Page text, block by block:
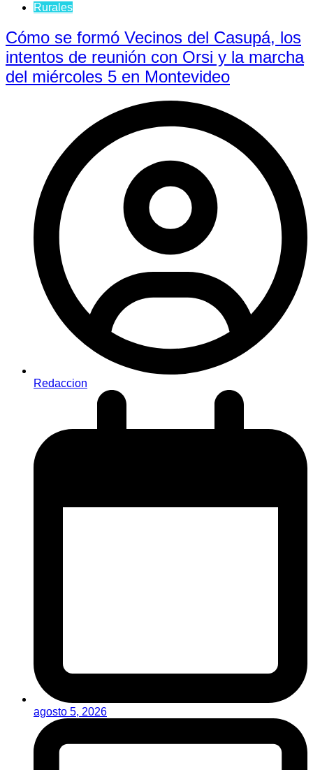
Rurales
Cómo se formó Vecinos del Casupá, los
intentos de reunión con Orsi y la marcha
del miércoles 5 en Montevideo
Redaccion
agosto 5, 2026